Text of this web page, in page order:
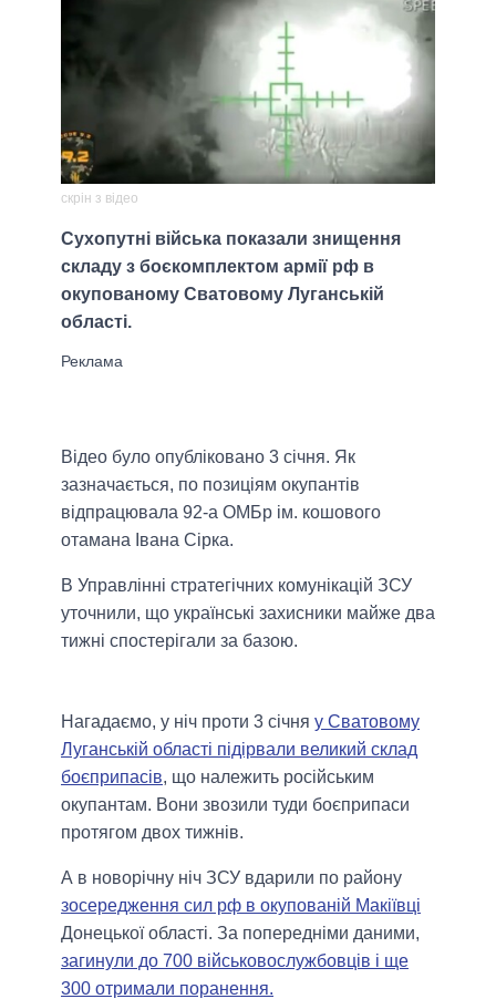
скрін з відео
Сухопутні війська показали знищення
складу з боєкомплектом армії рф в
окупованому Сватовому Луганській
області.
Відео було опубліковано 3 січня. Як
зазначається, по позиціям окупантів
відпрацювала 92-а ОМБр ім. кошового
отамана Івана Сірка.
В Управлінні стратегічних комунікацій ЗСУ
уточнили, що українські захисники майже два
тижні спостерігали за базою.
Нагадаємо, у ніч проти 3 січня у Сватовому
Луганській області підірвали великий склад
боєприпасів, що належить російським
окупантам. Вони звозили туди боєприпаси
протягом двох тижнів.
А в новорічну ніч ЗСУ вдарили по району
зосередження сил рф в окупованій Макіївці
Донецької області. За попередніми даними,
загинули до 700 військовослужбовців і ще
300 отримали поранення.